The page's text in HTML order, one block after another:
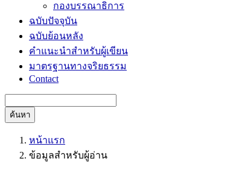
กองบรรณาธิการ
ฉบับปัจจุบัน
ฉบับย้อนหลัง
คำแนะนำสำหรับผู้เขียน
มาตรฐานทางจริยธรรม
Contact
ค้นหา
หน้าแรก
ข้อมูลสำหรับผู้อ่าน